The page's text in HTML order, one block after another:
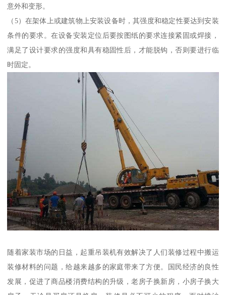
意外和变形。
（5）在架体上或建筑物上安装设备时，其强度和稳定性要达到安装
条件的要求。在设备安装定位后要按图纸的要求连接紧固或焊接，
满足了设计要求的强度和具有稳固性后，才能脱钩，否则要进行临
时固定。
随着家装市场的日益，起重吊装机有效解决了人们装修过程中搬运
装修材料的问题，给越来越多的家庭带来了方便。国民经济的良性
发展，促进了商品楼消费结构的升级，老房子换新房，小房子换大